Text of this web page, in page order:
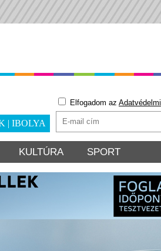
| IBOLYA
Elfogadom az
KULTÚRA SPORT